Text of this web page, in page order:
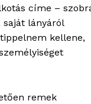
címe –
saját lányáról
kellene,
remek